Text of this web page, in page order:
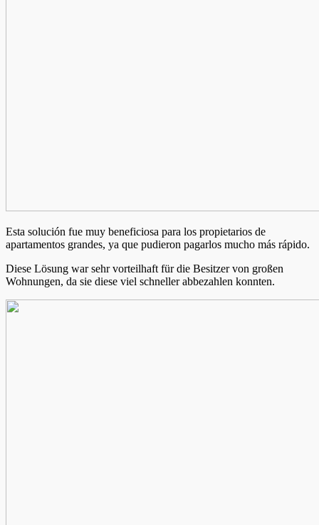
Esta solución fue muy beneficiosa para los propietarios de
apartamentos grandes, ya que pudieron pagarlos mucho más rápido.
Diese Lösung war sehr vorteilhaft für die Besitzer von großen
Wohnungen, da sie diese viel schneller abbezahlen konnten.